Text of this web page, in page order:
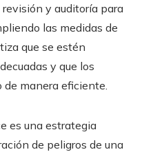
y auditoría para
las medidas de
que se estén
y que los
manera eficiente.
es una estrategia
de peligros de una